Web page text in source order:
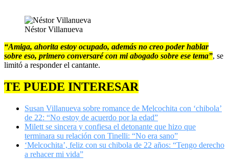
Néstor Villanueva
“Amiga, ahorita estoy ocupado, además no creo poder hablar
sobre eso, primero conversaré con mi abogado sobre ese tema”, se
limitó a responder el cantante.
TE PUEDE INTERESAR
Susan Villanueva sobre romance de Melcochita con ‘chibola’
de 22: “No estoy de acuerdo por la edad”
Milett se sincera y confiesa el detonante que hizo que
terminara su relación con Tinelli: “No era sano”
‘Melcochita’, feliz con su chibola de 22 años: “Tengo derecho
a rehacer mi vida”